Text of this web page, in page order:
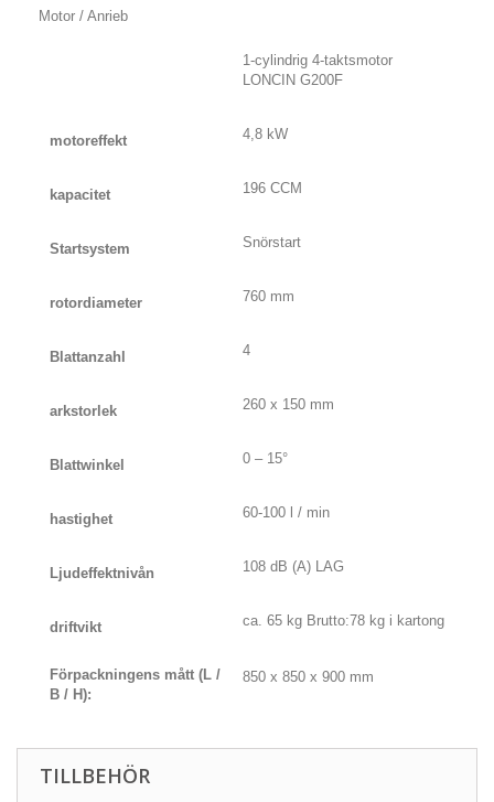
Motor / Anrieb
1-cylindrig 4-taktsmotor
LONCIN G200F
motoreffekt 4,8 kW
kapacitet 196 CCM
Startsystem Snörstart
rotordiameter 760 mm
Blattanzahl 4
arkstorlek 260 x 150 mm
Blattwinkel 0 – 15°
hastighet 60-100 l / min
Ljudeffektnivån 108 dB (A) LAG
driftvikt ca. 65 kg Brutto:78 kg i kartong
Förpackningens mått (L /
B / H):
850 x 850 x 900 mm
TILLBEHÖR